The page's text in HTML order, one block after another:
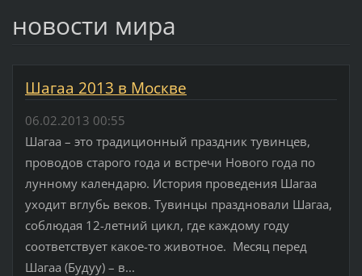
новости мира
Шагаа 2013 в Москве
06.02.2013 00:55
Шагаа – это традиционный праздник тувинцев,
проводов старого года и встречи Нового года по
лунному календарю. История проведения Шагаа
уходит вглубь веков. Тувинцы праздновали Шагаа,
соблюдая 12-летний цикл, где каждому году
соответствует какое-то животное. Месяц перед
Шагаа (Будуу) – в...